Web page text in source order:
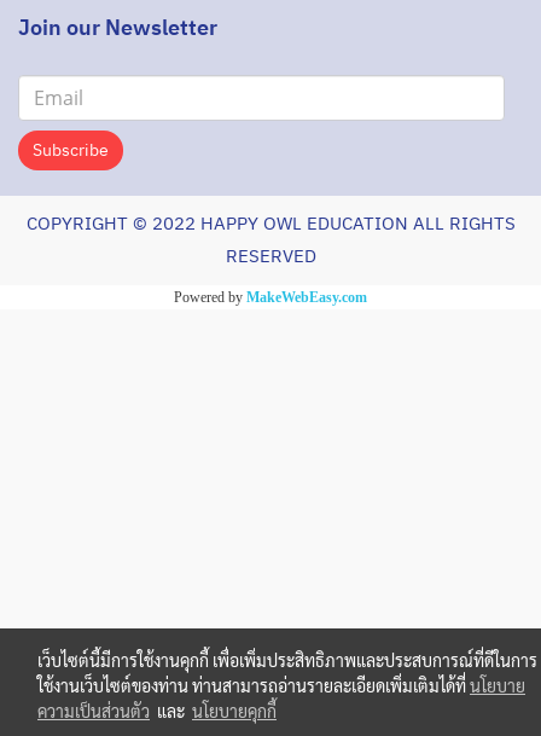
Join our Newsletter
Subscribe
COPYRIGHT ©️ 2022 HAPPY OWL EDUCATION ALL RIGHTS
RESERVED
Powered by MakeWebEasy.com
เว็บไซต์นี้มีการใช้งานคุกกี้ เพื่อเพิ่มประสิทธิภาพและประสบการณ์ที่ดีในการ
ใช้งานเว็บไซต์ของท่าน ท่านสามารถอ่านรายละเอียดเพิ่มเติมได้ที่นโยบาย
ความเป็นส่วนตัว และ นโยบายคุกกี้